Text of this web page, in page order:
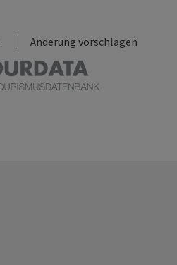
Änderung vorschlagen